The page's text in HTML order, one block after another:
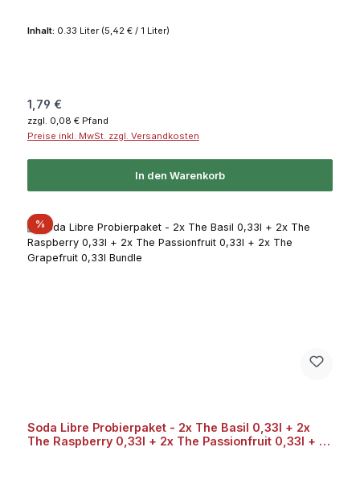
Inhalt: 0.33 Liter (5,42 € / 1 Liter)
Regulärer Preis:
1,79 €
zzgl. 0,08 € Pfand
Preise inkl. MwSt. zzgl. Versandkosten
In den Warenkorb
%Rabatt
Soda Libre Probierpaket - 2x The Basil 0,33l + 2x
The Raspberry 0,33l + 2x The Passionfruit 0,33l + 2x